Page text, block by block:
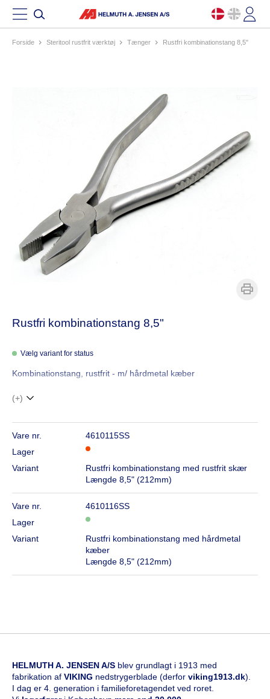
Forside steritool rustfrit værktøj tænger rustfri kombinationstang 8,5"
Rustfri kombinationstang 8,5"
Vælg variant for status
Kombinationstang, rustfrit - m/ hårdmetal kæber
(+)
Vare nr.
4610115SS
Lager
Variant
Rustfri kombinationstang med rustfrit skær
Længde 8,5" (212mm)
Vare nr.
4610116SS
Lager
Variant
Rustfri kombinationstang med hårdmetal
kæber
Længde 8,5" (212mm)
HELMUTH A. JENSEN A/S blev grundlagt i 1913 med
fabrikation af VIKING nedstrygerblade (derfor viking1913.dk).
I dag er 4. generation i familieforetagendet ved roret.